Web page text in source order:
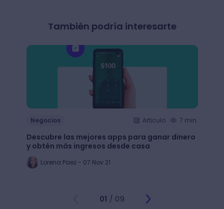
También podría interesarte
Negocios Articulo 7 min.
Descubre las mejores apps para ganar dinero
y obtén más ingresos desde casa
Lorena Paez - 07 Nov 21
01 / 09